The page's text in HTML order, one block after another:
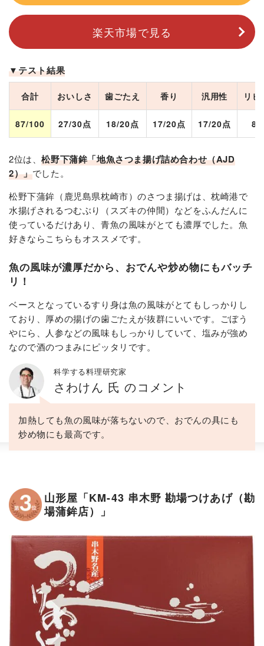
楽天市場で見る
▼テスト結果
合計 おいしさ 歯ごたえ 香り 汎用性 リ
87/100 27/30点 18/20点 17/20点 17/20点 8/
2位は、松野下蒲鉾「地魚さつま揚げ詰め合わせ（AJD
2）」でした​。
松野下蒲鉾（鹿児島県枕崎市）のさつま揚げは、枕崎港で
水揚げされるつむぶり（スズキの仲間）などをふんだんに
使っているだけあり、青魚の風味がとても濃厚でした。魚
好きならこちらもオススメです。
魚の風味が濃厚だから、おでんや炒め物にもバッチ
リ！
ベースとなっているすり身は魚の風味がとてもしっかりし
ており、厚めの揚げの歯ごたえが抜群にいいです。ごぼう
やにら、人参などの風味もしっかりしていて、塩みが強め
なので酒のつまみにピッタリです。
科学する料理研究家
さわけん 氏 のコメント
加熱しても魚の風味が落ちないので、おでんの具にも
炒め物にも最高です。
山形屋「KM-43 串木野 勘場つけあげ（勘
場蒲鉾店）」